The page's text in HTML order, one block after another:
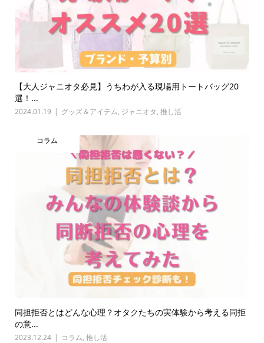
【大人ジャニオタ必見】うちわが入る現場用トートバッグ20
選！...
2024.01.19 グッズ＆アイテム, ジャニオタ, 推し活
コラム
同担拒否とはどんな心理？オタクたちの実体験から考える同拒
の意...
2023.12.24 コラム, 推し活